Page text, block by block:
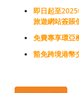
即日起至
旅遊網站簽賬
免費專享環亞
豁免跨境港幣